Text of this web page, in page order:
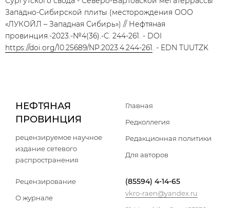
Западно-Сибирской плиты (месторождения ООО
«ЛУКОЙЛ – Западная Сибирь») // Нефтяная
провинция.-2023.-№4(36).-С. 244-261. - DOI
https://doi.org/10.25689/NP.2023.4.244-261. - EDN TUUTZK
НЕФТЯНАЯ
ПРОВИНЦИЯ
рецензируемое научное
издание сетевого
распространения
Главная
Редколлегия
Редакционная политики
Для авторов
Рецензирование
О журнале
(85594) 4-14-65
vkro-raen@yandex.ru